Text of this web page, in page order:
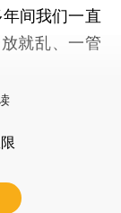
间我们一直
放就乱、一管